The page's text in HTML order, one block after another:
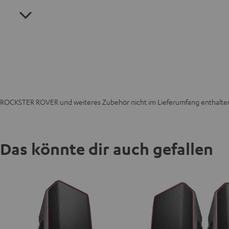
ROCKSTER ROVER und weiteres Zubehör nicht im Lieferumfang
Das könnte dir auch gefallen